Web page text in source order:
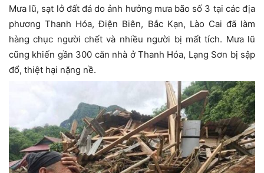
Mưa lũ, sạt lở đất đá do ảnh hưởng mưa bão số 3 tại các địa
phương Thanh Hóa, Điện Biên, Bắc Kạn, Lào Cai đã làm
hàng chục người chết và nhiều người bị mất tích. Mưa lũ
cũng khiến gần 300 căn nhà ở Thanh Hóa, Lạng Sơn bị sập
đổ, thiệt hại nặng nề.